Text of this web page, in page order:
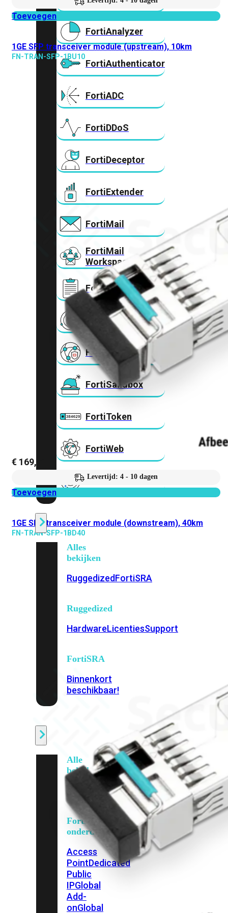
FortiAnalyzer
FortiAuthenticator
FortiADC
FortiDDoS
FortiDeceptor
FortiExtender
FortiMail
FortiMail
Workspace
FortiManager
FortiNAC
FortiProxy
FortiSandbox
FortiToken
FortiWeb
Fabric Overzicht
Alles
bekijken
RuggedizedFortiSRA
Ruggedized
HardwareLicentiesSupport
FortiSRA
Binnenkort
beschikbaar!
Alle
bekijken
FortiSASEFortiCloud
FortiSASE
onderdeel
Access
PointDedicated
Public
IPGlobal
Add-
onGlobal
Toevoegen
1GE SFP transceiver module (upstream), 10km
FN-TRAN-SFP-1BU10
€ 169,71
Levertijd: 4 - 10 dagen
Toevoegen
1GE SFP transceiver module (downstream), 40km
FN-TRAN-SFP-1BD40